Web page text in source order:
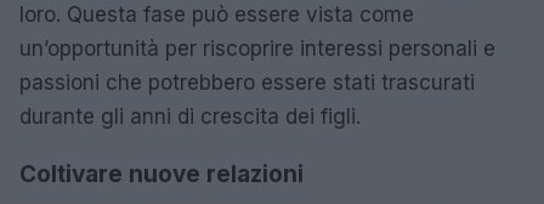
loro. Questa fase può essere vista come
un’opportunità per riscoprire interessi personali e
passioni che potrebbero essere stati trascurati
durante gli anni di crescita dei figli.
Coltivare nuove relazioni